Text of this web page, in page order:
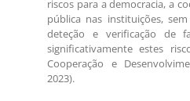
riscos para a democracia, a
pública nas instituições,
deteção e verificação de
significativamente estes
Cooperação e
2023).